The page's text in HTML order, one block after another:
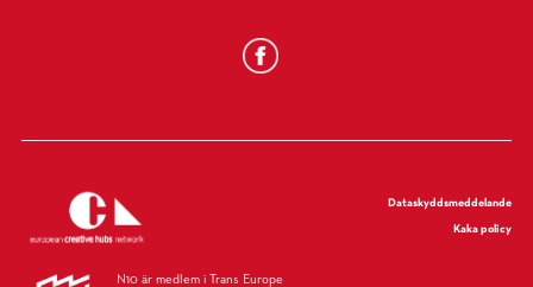
N10 är medlem i Trans Europe
Dataskyddsmeddelande
Kaka policy